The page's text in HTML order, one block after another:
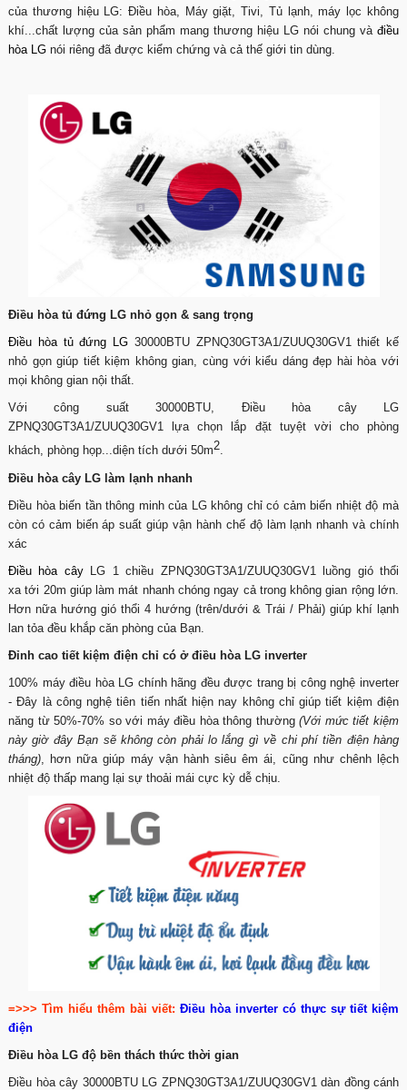
của thương hiệu LG: Điều hòa, Máy giặt, Tivi, Tủ lạnh, máy lọc không
khí...chất lượng của sản phẩm mang thương hiệu LG nói chung và điều
hòa LG nói riêng đã được kiểm chứng và cả thế giới tin dùng.
Điều hòa tủ đứng LG nhỏ gọn & sang trọng
Điều hòa tủ đứng LG 30000BTU ZPNQ30GT3A1/ZUUQ30GV1 thiết kế
nhỏ gọn giúp tiết kiệm không gian, cùng với kiểu dáng đẹp hài hòa với
mọi không gian nội thất.
Với công suất 30000BTU, Điều hòa cây LG
ZPNQ30GT3A1/ZUUQ30GV1 lựa chọn lắp đặt tuyệt vời cho phòng
khách, phòng họp...diện tích dưới 50m2.
Điều hòa cây LG làm lạnh nhanh
Điều hòa biến tần thông minh của LG không chỉ có cảm biến nhiệt độ mà
còn có cảm biến áp suất giúp vận hành chế độ làm lạnh nhanh và chính
xác
Điều hòa câyLG 1 chiều ZPNQ30GT3A1/ZUUQ30GV1 luồng gió thổi
xa tới 20m giúp làm mát nhanh chóng ngay cả trong không gian rộng lớn.
Hơn nữa hướng gió thổi 4 hướng (trên/dưới & Trái / Phải) giúp khí lạnh
lan tỏa đều khắp căn phòng của Bạn.
Đỉnh cao tiết kiệm điện chỉ có ở điều hòa LG inverter
100% máy điều hòa LG chính hãng đều được trang bị công nghệ inverter
- Đây là công nghệ tiên tiến nhất hiện nay không chỉ giúp tiết kiệm điện
năng từ 50%-70% so với máy điều hòa thông thường(Với mức tiết kiệm
này giờ đây Bạn sẽ không còn phải lo lắng gì về chi phí tiền điện hàng
tháng) , hơn nữa giúp máy vận hành siêu êm ái, cũng như chênh lệch
nhiệt độ thấp mang lại sự thoải mái cực kỳ dễ chịu.
=>>> Tìm hiểu thêm bài viết: Điều hòa inverter có thực sự tiết kiệm
điện
Điều hòa LG độ bền thách thức thời gian
Điều hòa cây 30000BTU LG ZPNQ30GT3A1/ZUUQ30GV1 dàn đồng cánh